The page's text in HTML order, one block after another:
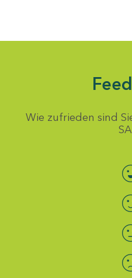
Wie zufrieden sind